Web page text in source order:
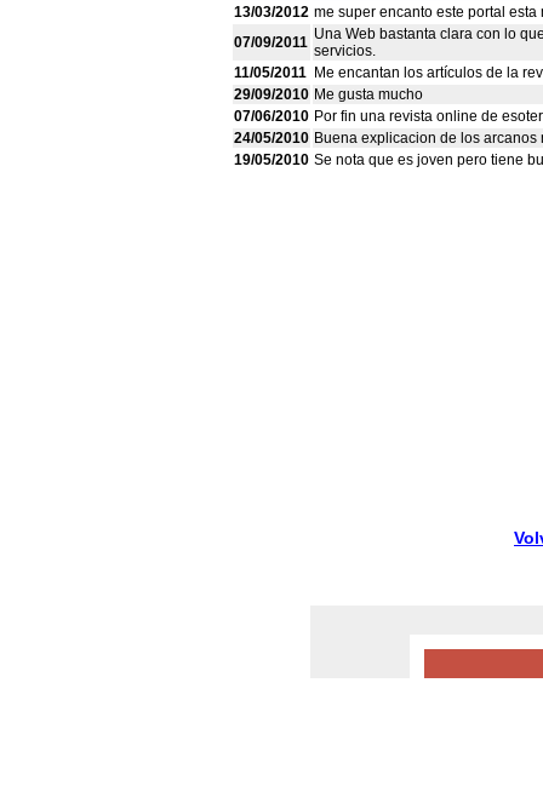
13/03/2012 me super encanto este portal esta
07/09/2011 Una Web bastanta clara con lo
servicios.
11/05/2011 Me encantan los artículos de la
29/09/2010 Me gusta mucho
07/06/2010 Por fin una revista online de
24/05/2010 Buena explicacion de los
19/05/2010 Se nota que es joven pero tiene